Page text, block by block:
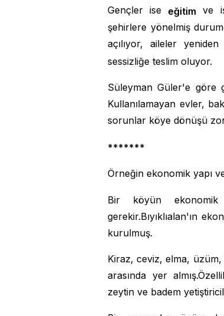
Gençler ise eğitim ve
şehirlere yönelmiş
açılıyor, aileler
sessizliğe teslim oluyor.
Süleyman Güler'e göre
Kullanılamayan evler,
sorunlar köye dönüşü
*******
Örneğin ekonomik yapı
Bir köyün ekonomik
gerekir.Bıyıklıalan'ın
kurulmuş.
Kiraz, ceviz, elma,
arasında yer
zeytin ve badem